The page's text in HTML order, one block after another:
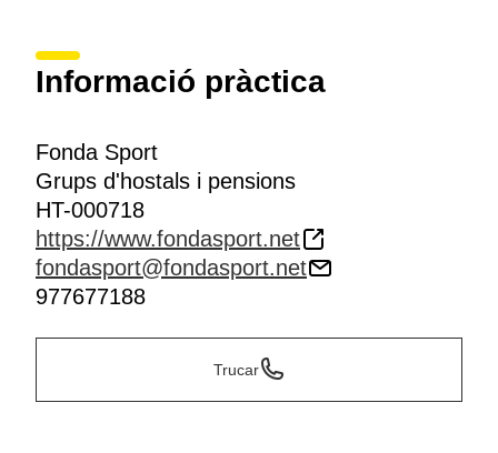
Informació pràctica
Fonda Sport
Grups d'hostals i pensions
HT-000718
https://www.fondasport.net
fondasport@fondasport.net
977677188
Trucar